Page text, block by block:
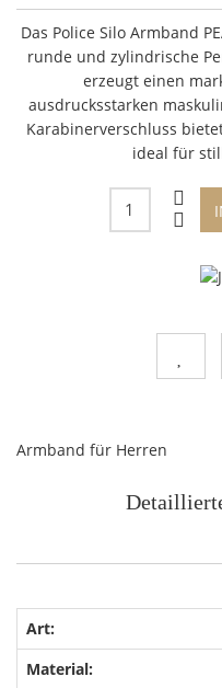
Das Police Silo Armband
runde und zylindrische
erzeugt einen
ausdrucksstarken
Karabinerverschluss
ideal für
Armband für Herren
Art:
Material: